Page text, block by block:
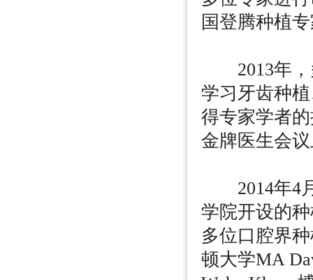
国登腾种植
2013年，
学习牙齿种
得专家学者
金牌医生会
2014年4月
学院开设的
多位口腔界
顿大学MA